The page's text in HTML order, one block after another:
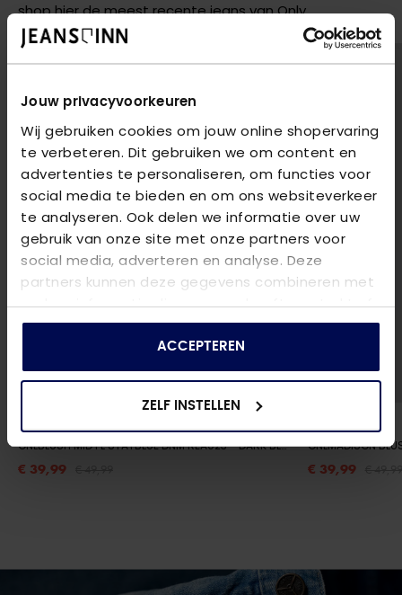
Jouw privacyvoorkeuren
Wij gebruiken cookies om jouw online shopervaring
te verbeteren. Dit gebruiken we om content en
advertenties te personaliseren, om functies voor
social media te bieden en om ons websiteverkeer
te analyseren. Ook delen we informatie over uw
gebruik van onze site met onze partners voor
social media, adverteren en analyse. Deze
partners kunnen deze gegevens combineren met
andere informatie die u aan ze heeft verstrekt of
die ze hebben verzameld op basis van uw gebruik
ACCEPTEREN
ZELF INSTELLEN
shop hier de meest recente jeans van Only
ONLBLUSH MID FL STAYBLUE DNM REA023- DARK BLUE DENIM
€ 39,99
ONLMADISON
€ 39,99